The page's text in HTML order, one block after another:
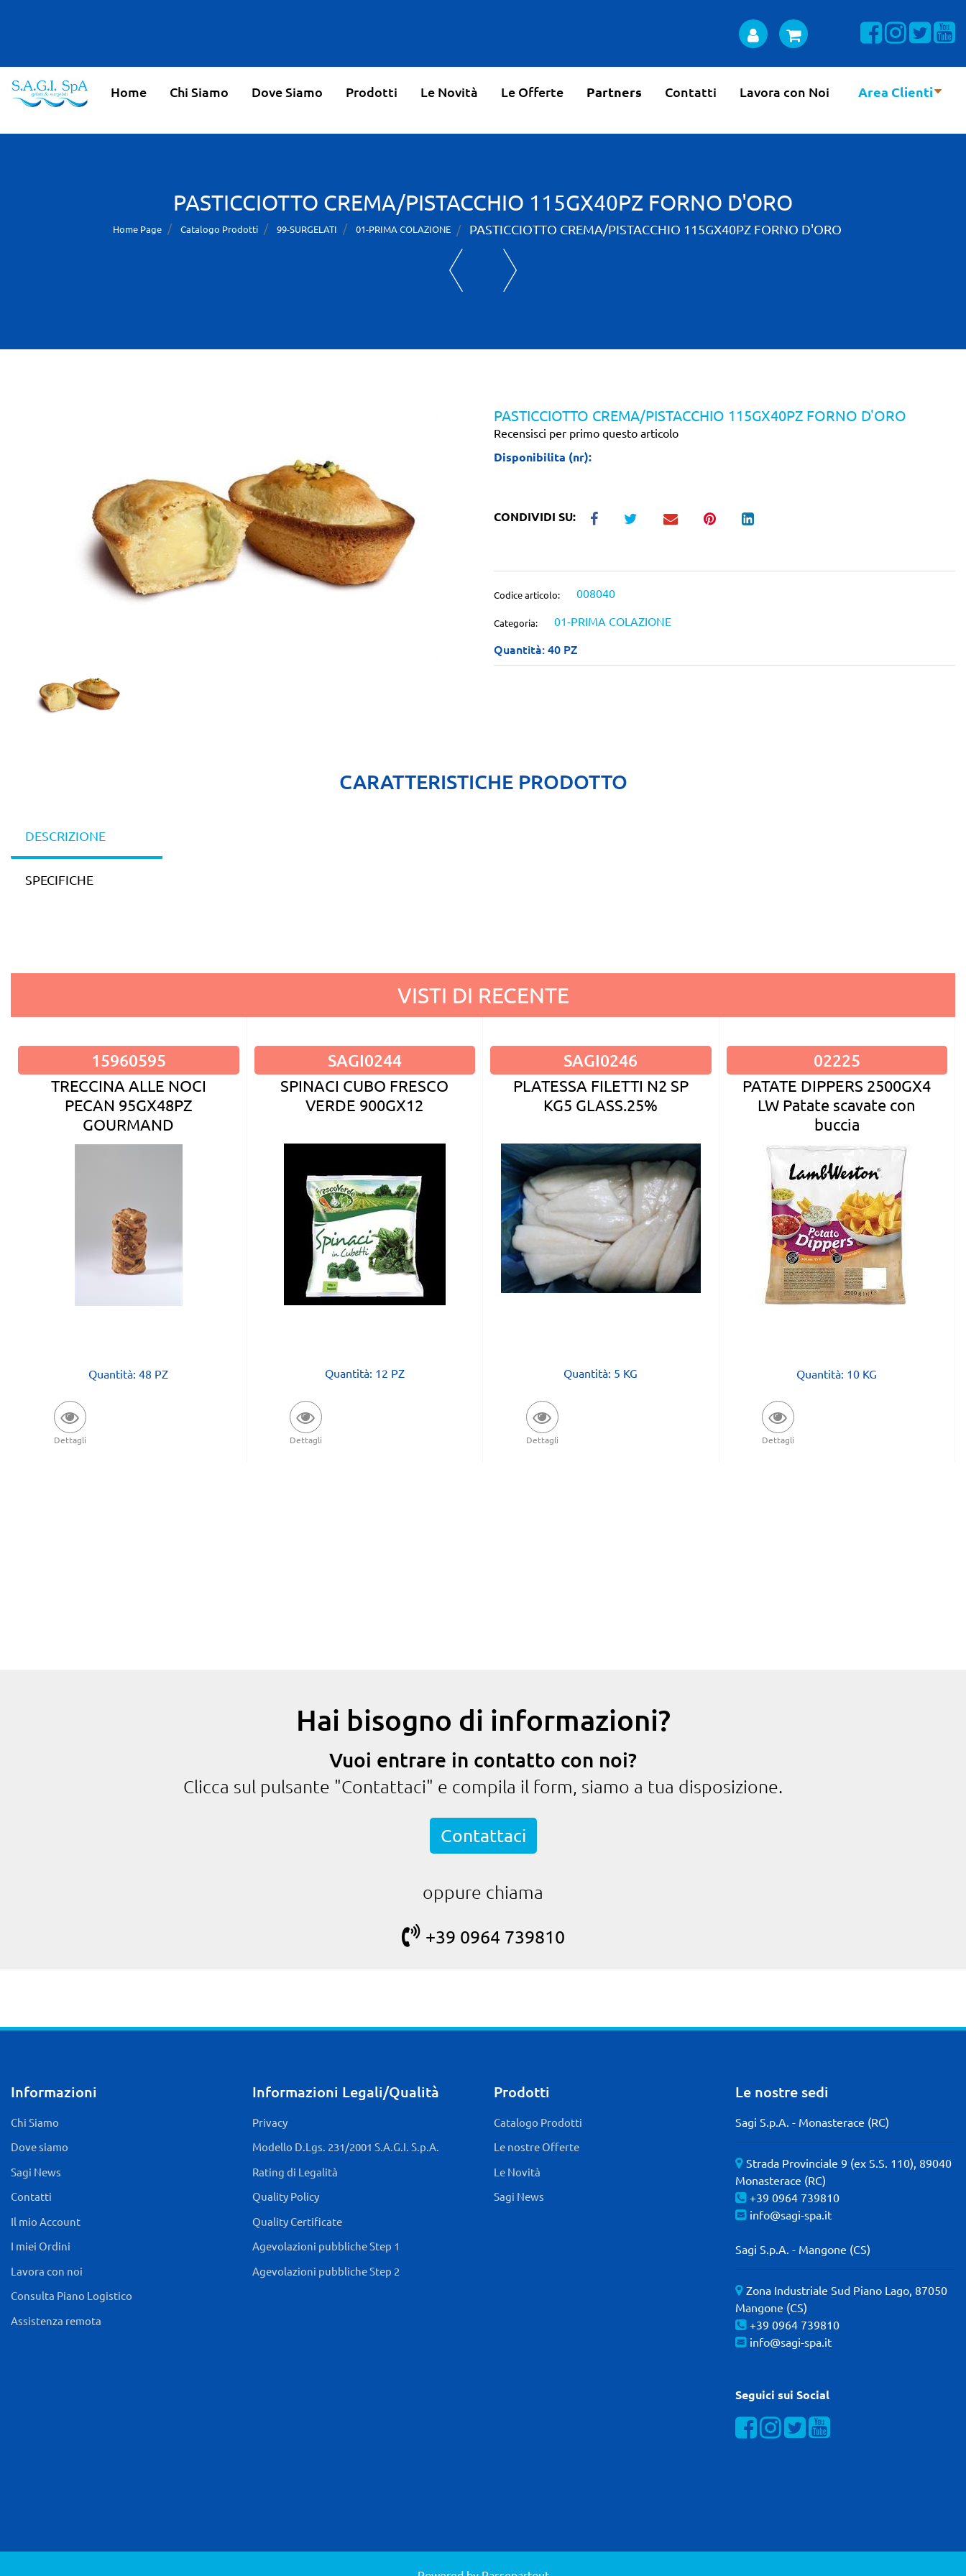
Visualizza la
Visualizza
Home Chi Siamo Dove Siamo Prodotti Le Novità Le Offerte Partners Contatti Lavora con Noi Area Clienti
PASTICCIOTTO CREMA/PISTACCHIO 115GX40PZ FORNO D'ORO
Home Page Catalogo Prodotti 99-SURGELATI 01-PRIMA COLAZIONE PASTICCIOTTO CREMA/PISTACCHIO 115GX40PZ FORNO D'ORO
PASTICCIOTTO CREMA/PISTACCHIO 115GX40PZ FORNO D'ORO
Recensisci per primo questo articolo
Disponibilita (nr):
CONDIVIDI SU:
Codice articolo: 008040
Categoria: 01-PRIMA COLAZIONE
Quantità: 40 PZ
CARATTERISTICHE PRODOTTO
DESCRIZIONE
SPECIFICHE
VISTI DI RECENTE
15960595
TRECCINA ALLE NOCI
PECAN 95GX48PZ
GOURMAND
Quantità: 48 PZ
Dettagli
SAGI0244
SPINACI CUBO FRESCO
VERDE 900GX12
Quantità: 12 PZ
Dettagli
SAGI0246
PLATESSA FILETTI N2 SP
KG5 GLASS.25%
Quantità: 5 KG
Dettagli
02225
PATATE DIPPERS 2500GX4
LW Patate scavate con
buccia
Quantità: 10 KG
Dettagli
Hai bisogno di informazioni?
Vuoi entrare in contatto con noi?
Clicca sul pulsante "Contattaci" e compila il form, siamo a tua disposizione.
Contattaci
oppure chiama
+39 0964 739810
Informazioni
Chi Siamo
Dove siamo
Sagi News
Contatti
Il mio Account
I miei Ordini
Lavora con noi
Consulta Piano Logistico
Assistenza remota
Informazioni Legali/Qualità
Privacy
Modello D.Lgs. 231/2001 S.A.G.I. S.p.A.
Rating di Legalità
Quality Policy
Quality Certificate
Agevolazioni pubbliche Step 1
Agevolazioni pubbliche Step 2
Prodotti
Catalogo Prodotti
Le nostre Offerte
Le Novità
Sagi News
Le nostre sedi
Sagi S.p.A. - Monasterace (RC)
Strada Provinciale 9 (ex S.S. 110), 89040
Monasterace (RC)
+39 0964 739810
info@sagi-spa.it
Sagi S.p.A. - Mangone (CS)
Zona Industriale Sud Piano Lago, 87050
Mangone (CS)
+39 0964 739810
info@sagi-spa.it
Seguici sui Social
Visualizza la nostra pagina Facebook
Visualizza il nostro profilo
Visualizza il nostro profilo
Visualizza il nostro canale